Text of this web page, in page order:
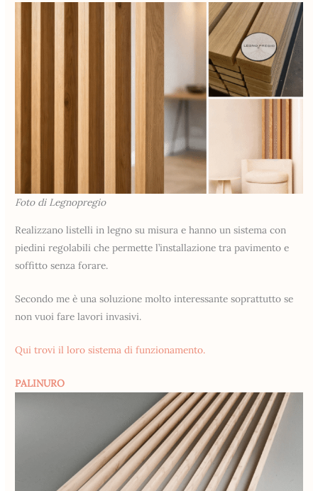
Foto di Legnopregio
Realizzano listelli in legno su misura e hanno un sistema con
piedini regolabili che permette l’installazione tra pavimento e
soffitto senza forare.
Secondo me è una soluzione molto interessante soprattutto se
non vuoi fare lavori invasivi.
Qui trovi il loro sistema di funzionamento.
PALINURO